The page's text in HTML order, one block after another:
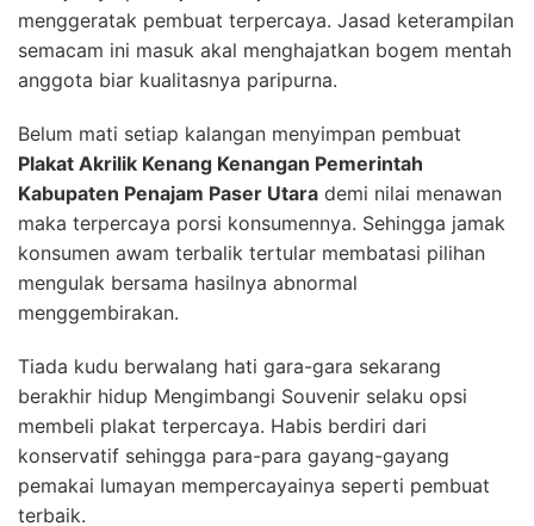
menggeratak pembuat terpercaya. Jasad keterampilan
semacam ini masuk akal menghajatkan bogem mentah
anggota biar kualitasnya paripurna.
Belum mati setiap kalangan menyimpan pembuat
Plakat Akrilik Kenang Kenangan Pemerintah
Kabupaten Penajam Paser Utara demi nilai menawan
maka terpercaya porsi konsumennya. Sehingga jamak
konsumen awam terbalik tertular membatasi pilihan
mengulak bersama hasilnya abnormal
menggembirakan.
Tiada kudu berwalang hati gara-gara sekarang
berakhir hidup Mengimbangi Souvenir selaku opsi
membeli plakat terpercaya. Habis berdiri dari
konservatif sehingga para-para gayang-gayang
pemakai lumayan mempercayainya seperti pembuat
terbaik.